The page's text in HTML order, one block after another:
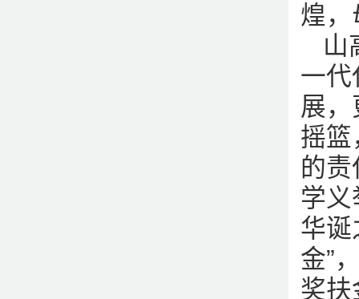
煌，
山
一代
展
摇篮
的
学
华诞
金”
奖扶